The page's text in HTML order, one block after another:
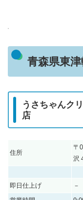
青森県東
うさちゃんク
店
住所
〒
沢
即日仕上げ
－